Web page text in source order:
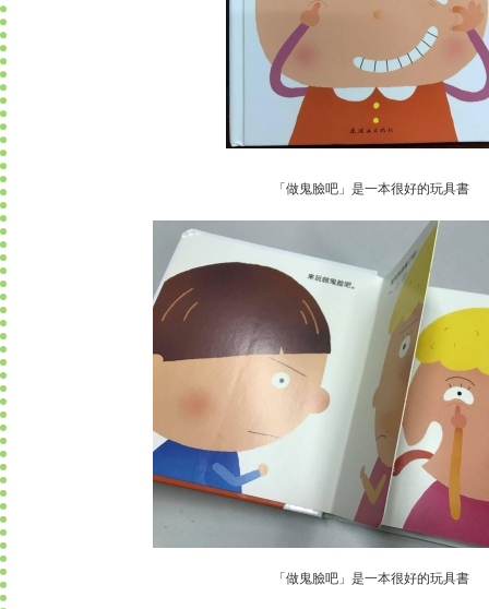
「做鬼臉吧」是一本很好的玩具書
「做鬼臉吧」是一本很好的玩具書